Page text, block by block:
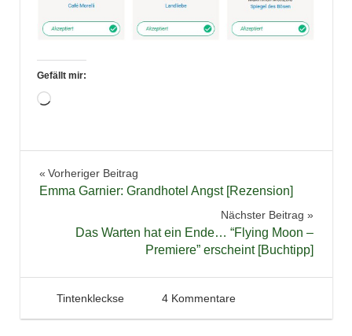
Gefällt mir:
Wird
lovelybooks
Beitragsnavigation
Vorheriger Beitrag
Emma Garnier: Grandhotel Angst [Rezension]
Nächster Beitrag
Das Warten hat ein Ende… “Flying Moon –
Premiere” erscheint [Buchtipp]
8. November 2017
Tintenhain
Tintenkleckse 4 Kommentare